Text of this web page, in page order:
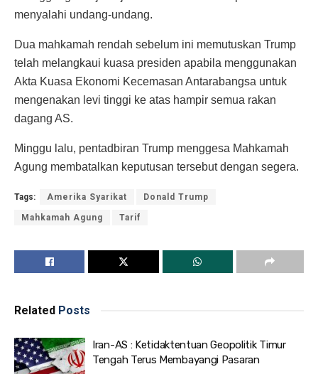
menyalahi undang-undang.
Dua mahkamah rendah sebelum ini memutuskan Trump
telah melangkaui kuasa presiden apabila menggunakan
Akta Kuasa Ekonomi Kecemasan Antarabangsa untuk
mengenakan levi tinggi ke atas hampir semua rakan
dagang AS.
Minggu lalu, pentadbiran Trump menggesa Mahkamah
Agung membatalkan keputusan tersebut dengan segera.
Tags: Amerika Syarikat Donald Trump
Mahkamah Agung Tarif
Related Posts
Iran-AS : Ketidaktentuan Geopolitik Timur
Tengah Terus Membayangi Pasaran